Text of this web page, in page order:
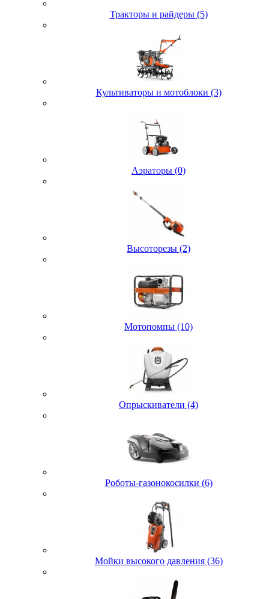
Тракторы и райдеры (5)
Культиваторы и мотоблоки (3)
Аэраторы (0)
Высоторезы (2)
Мотопомпы (10)
Опрыскиватели (4)
Роботы-газонокосилки (6)
Мойки высокого давления (36)